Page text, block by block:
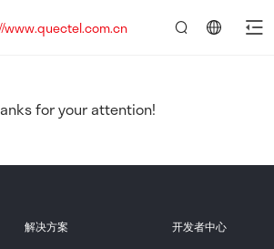
for your attention!
解决方案 开发者中心